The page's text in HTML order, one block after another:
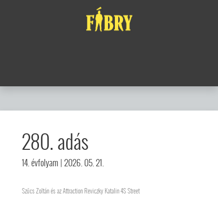
280. adás
14. évfolyam | 2026. 05. 21.
Szűcs Zoltán és az Attraction Reviczky Katalin 4S Street